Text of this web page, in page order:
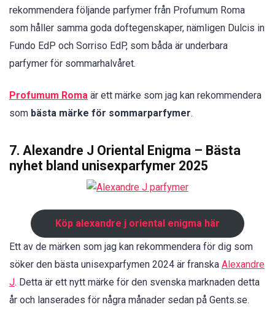
rekommendera följande parfymer från Profumum Roma
som håller samma goda doftegenskaper, nämligen Dulcis in
Fundo EdP och Sorriso EdP, som båda är underbara
parfymer för sommarhalvåret.
Profumum Roma är ett märke som jag kan rekommendera
som bästa märke för sommarparfymer.
7. Alexandre J Oriental Enigma – Bästa
nyhet bland unisexparfymer 2025
Köp alexandre j oriental enigma här
Ett av de märken som jag kan rekommendera för dig som
söker den bästa unisexparfymen 2024 är franska Alexandre
J. Detta är ett nytt märke för den svenska marknaden detta
år och lanserades för några månader sedan på Gents.se.